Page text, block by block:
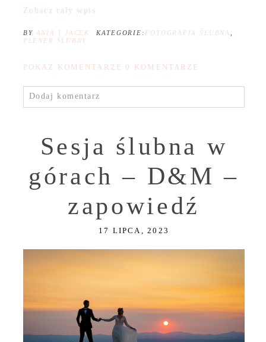
Zobacz cały wpis
BY ANIA I JACEK KATEGORIE: FOTOGRAFIA ŚLUBNA
PLENER ŚLUBNY
POKAŻ KOMENTARZE 0 KOMENTARZE
Dodaj komentarz
Sesja ślubna w
górach – D&M –
zapowiedź
17 LIPCA, 2023